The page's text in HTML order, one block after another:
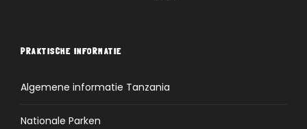
PRAKTISCHE INFORMATIE
Algemene informatie Tanzania
Nationale Parken